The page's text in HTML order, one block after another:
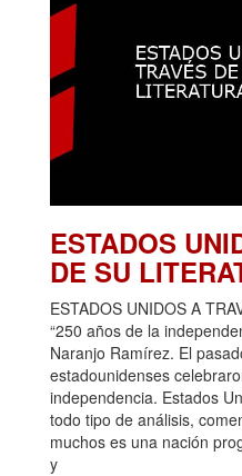
ESTADOS
DE SU
ESTADOS UNIDOS A
“250 años de la
Naranjo Ramírez. El
estadounidenses
independencia. Estados
todo tipo de análisis,
muchos es una nación
y